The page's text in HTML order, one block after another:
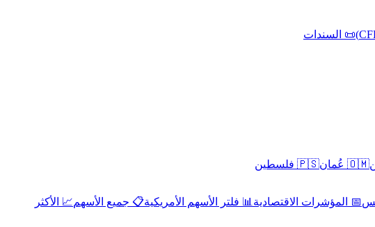
📜 السندات
🇴🇲 عُمان
🇵🇸 فلسطين
📅 المؤشرات الاقتصادية 📊 فلتر الأسهم الأمريكية📋 جميع الأسهم📈 الأكثر